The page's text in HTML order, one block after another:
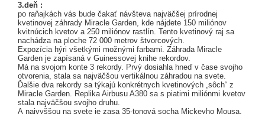
3.deň :
po raňajkách vás bude čakať návšteva najväčšej prírodnej
kvetinovej záhrady Miracle Garden, kde nájdete 150 miliónov
kvitnúcich kvetov a 250 miliónov rastlín. Tento kvetinový raj sa
nachádza na ploche 72 000 metrov štvorcových.
Expozícia hýri všetkými možnými farbami. Záhrada Miracle
Garden je zapísaná v Guinessovej knihe rekordov.
Má na svojom konte 3 rekordy. Prvý dosiahla hneď v čase svojho
otvorenia, stala sa najväčšou vertikálnou záhradou na svete.
Ďalšie dva rekordy sa týkajú konkrétnych kvetinových „sôch“ z
Miracle Garden. Replika Airbusu A380 sa s piatimi miliónmi kvetov
stala najväčšou svojho druhu.
A najvyššou na svete je zasa 35-tonová socha Mickeyho Mousa.